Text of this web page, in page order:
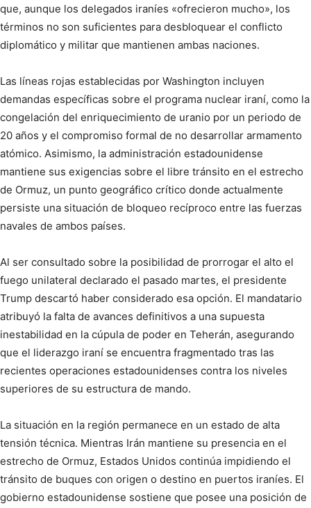
que, aunque los delegados iraníes «ofrecieron mucho», los
términos no son suficientes para desbloquear el conflicto
diplomático y militar que mantienen ambas naciones.
Las líneas rojas establecidas por Washington incluyen
demandas específicas sobre el programa nuclear iraní, como la
congelación del enriquecimiento de uranio por un periodo de
20 años y el compromiso formal de no desarrollar armamento
atómico. Asimismo, la administración estadounidense
mantiene sus exigencias sobre el libre tránsito en el estrecho
de Ormuz, un punto geográfico crítico donde actualmente
persiste una situación de bloqueo recíproco entre las fuerzas
navales de ambos países.
Al ser consultado sobre la posibilidad de prorrogar el alto el
fuego unilateral declarado el pasado martes, el presidente
Trump descartó haber considerado esa opción. El mandatario
atribuyó la falta de avances definitivos a una supuesta
inestabilidad en la cúpula de poder en Teherán, asegurando
que el liderazgo iraní se encuentra fragmentado tras las
recientes operaciones estadounidenses contra los niveles
superiores de su estructura de mando.
La situación en la región permanece en un estado de alta
tensión técnica. Mientras Irán mantiene su presencia en el
estrecho de Ormuz, Estados Unidos continúa impidiendo el
tránsito de buques con origen o destino en puertos iraníes. El
gobierno estadounidense sostiene que posee una posición de